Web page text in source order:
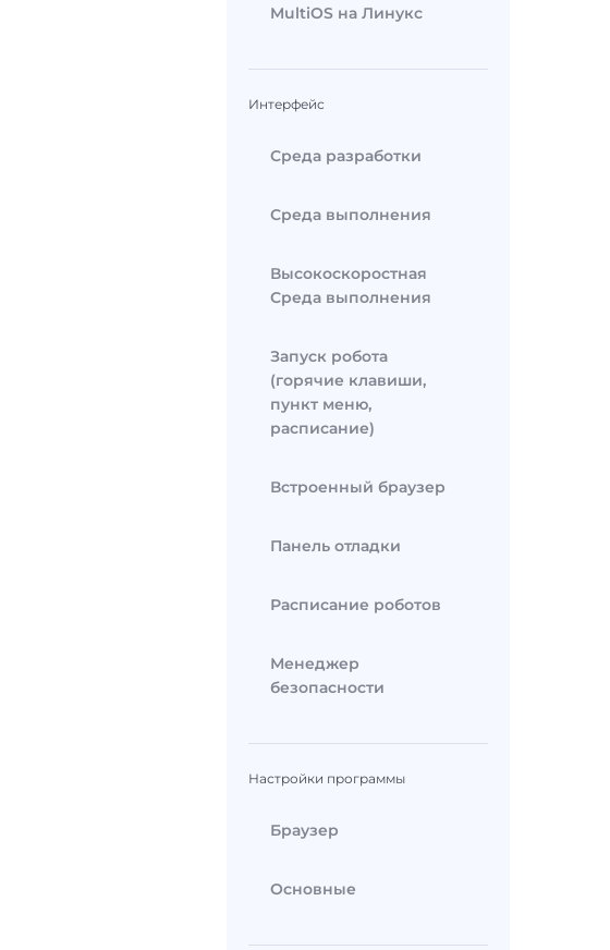
MultiOS на Линукс
Интерфейс
Среда разработки
Среда выполнения
Высокоскоростная
Среда выполнения
Запуск робота
(горячие клавиши,
пункт меню,
расписание)
Встроенный браузер
Панель отладки
Расписание роботов
Менеджер
безопасности
Настройки программы
Браузер
Основные